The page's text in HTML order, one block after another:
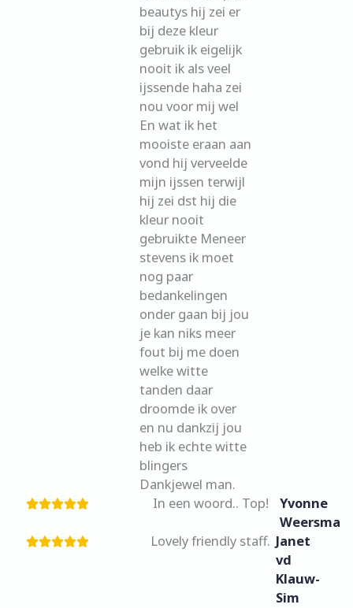
beautys hij zei er
bij deze kleur
gebruik ik eigelijk
nooit ik als veel
ijssende haha zei
nou voor mij wel
En wat ik het
mooiste eraan aan
vond hij verveelde
mijn ijssen terwijl
hij zei dst hij die
kleur nooit
gebruikte Meneer
stevens ik moet
nog paar
bedankelingen
onder gaan bij jou
je kan niks meer
fout bij me doen
welke witte
tanden daar
droomde ik over
en nu dankzij jou
heb ik echte witte
blingers
Dankjewel man.
In een woord.. Top!
Yvonne
Weersma
Lovely friendly staff. Janet
vd
Klauw-
Sim